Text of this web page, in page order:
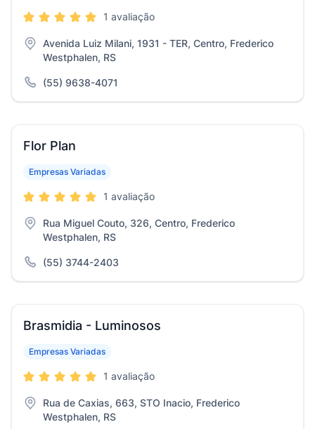
1 avaliação
Avenida Luiz Milani, 1931 - TER, Centro, Frederico
Westphalen, RS
(55) 9638-4071
Flor Plan
Empresas Variadas
1 avaliação
Rua Miguel Couto, 326, Centro, Frederico
Westphalen, RS
(55) 3744-2403
Brasmidia - Luminosos
Empresas Variadas
1 avaliação
Rua de Caxias, 663, STO Inacio, Frederico
Westphalen, RS